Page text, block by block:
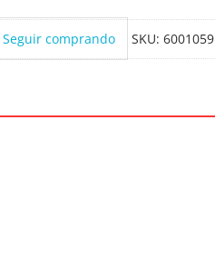
Seguir comprando SKU: 6001059